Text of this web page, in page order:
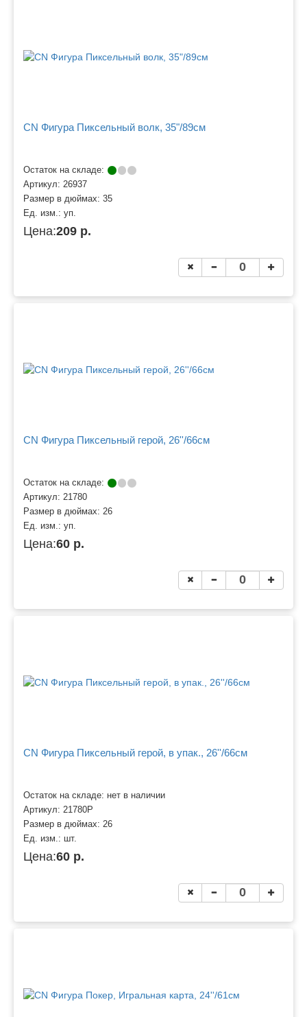
CN Фигура Пиксельный волк, 35"/89см
Остаток на складе:
Артикул: 26937
Размер в дюймах: 35
Ед. изм.: уп.
Цена:209 р.
CN Фигура Пиксельный герой, 26''/66см
Остаток на складе:
Артикул: 21780
Размер в дюймах: 26
Ед. изм.: уп.
Цена:60 р.
CN Фигура Пиксельный герой, в упак., 26''/66см
Остаток на складе: нет в наличии
Артикул: 21780P
Размер в дюймах: 26
Ед. изм.: шт.
Цена:60 р.